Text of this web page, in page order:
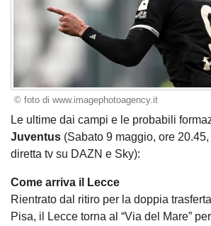
© foto di www.imagephotoagency.it
Le ultime dai campi e le probabili
Juventus (Sabato 9 maggio, ore
diretta tv su DAZN e Sky):
Come arriva il Lecce
Rientrato dal ritiro per la doppia
Pisa, il Lecce torna al “Via del Mare”